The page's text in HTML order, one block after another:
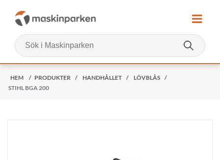
HEM / PRODUKTER / HANDHÅLLET / LÖVBLÅS /
STIHL BGA 200